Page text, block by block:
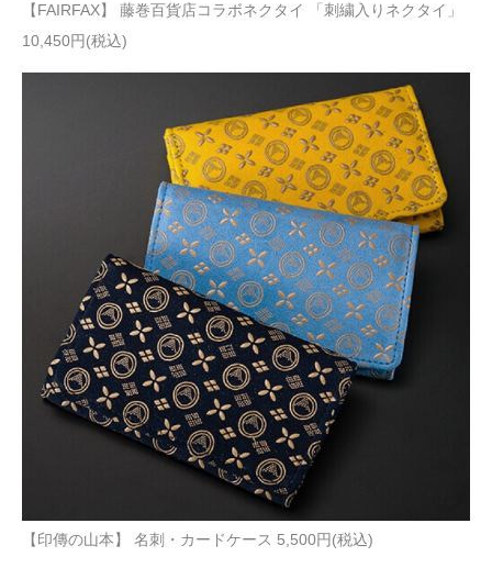
【FAIRFAX】 藤巻百貨店コラボネクタイ 「刺繍入りネクタイ」
10,450円(税込)
【印傳の山本】 名刺・カードケース 5,500円(税込)